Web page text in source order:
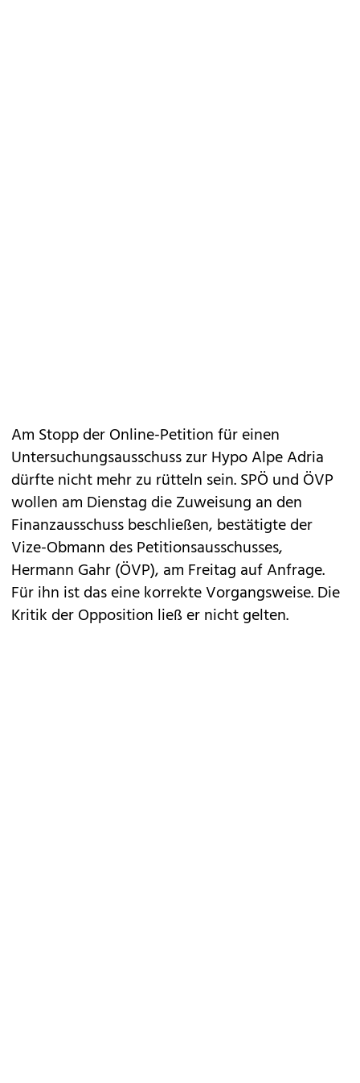
Am Stopp der Online-Petition für einen
Untersuchungsausschuss zur Hypo Alpe Adria
dürfte nicht mehr zu rütteln sein. SPÖ und ÖVP
wollen am Dienstag die Zuweisung an den
Finanzausschuss beschließen, bestätigte der
Vize-Obmann des Petitionsausschusses,
Hermann Gahr (ÖVP), am Freitag auf Anfrage.
Für ihn ist das eine korrekte Vorgangsweise. Die
Kritik der Opposition ließ er nicht gelten.